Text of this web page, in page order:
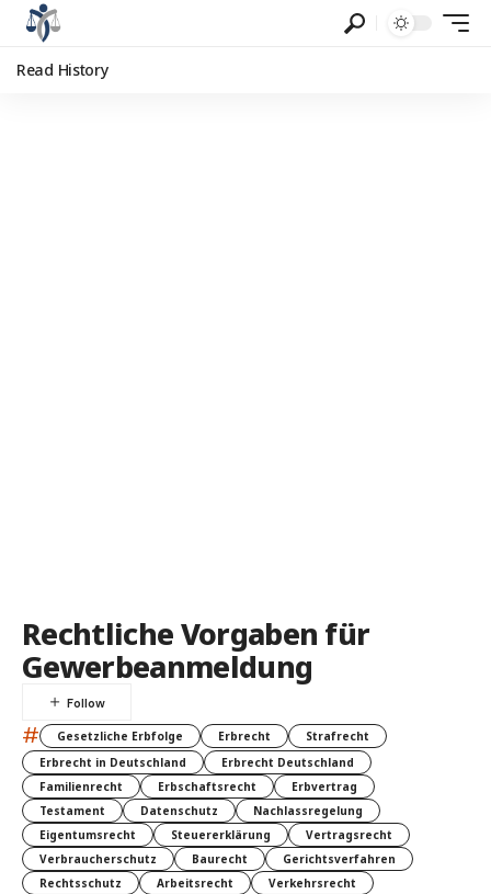
Read History
Rechtliche Vorgaben für
Gewerbeanmeldung
# Gesetzliche Erbfolge Erbrecht
Strafrecht
Erbrecht in Deutschland
Erbrecht Deutschland
Familienrecht
Erbschaftsrecht
Erbvertrag
Testament
Datenschutz
Nachlassregelung
Eigentumsrecht
Steuererklärung
Vertragsrecht
Verbraucherschutz
Baurecht
Gerichtsverfahren
Rechtsschutz
Arbeitsrecht Verkehrsrecht